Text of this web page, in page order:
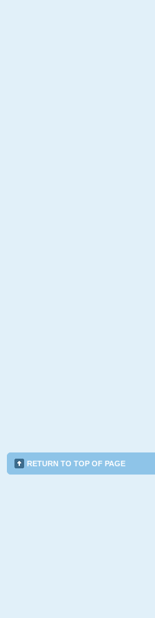
RETURN TO TOP OF PAGE